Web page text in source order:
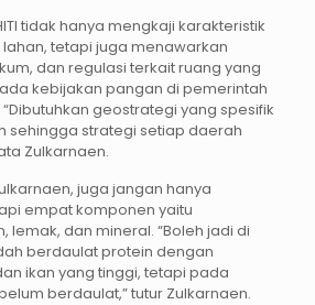
tidak hanya mengkaji karakteristik
tetapi juga menawarkan
dan regulasi terkait ruang yang
kebijakan pangan di pemerintah
geostrategi yang spesifik
sehingga strategi setiap daerah
Zulkarnaen.
juga jangan hanya
empat komponen yaitu
lemak, dan mineral. “Boleh jadi di
berdaulat protein dengan
ikan yang tinggi, tetapi pada
berdaulat,” tutur Zulkarnaen.